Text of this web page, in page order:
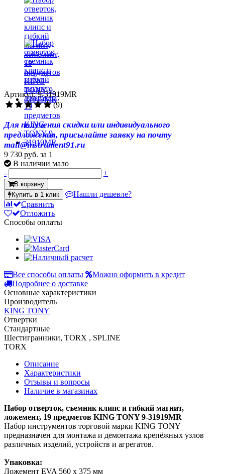
Артикул: 9-31919MR
(9)
Для получения скидки или индивидуального
предложения, присылайте заявку на почту
mail@instrument91.ru
9 730 руб. за 1
В наличии мало
-
+
В корзину
Купить в 1 клик
Нашли дешевле?
Сравнить
Отложить
Способы оплаты
Все способы оплаты
Можно оформить в кредит
Подробнее о доставке
Основные характеристики
Производитель
KING TONY
Отвертки
Стандартные
Шестигранники, TORX , SPLINE
TORX
Описание
Характеристики
Отзывы и вопросы
Наличие в магазинах
Набор отверток, съемник клипс и гибкий магнит,
ложемент, 19 предметов KING TONY 9-31919MR
Набор инструментов торговой марки KING TONY
предназначен для монтажа и демонтажа крепёжных узлов
различных изделий, устройств и агрегатов.
Упаковка:
Ложемент EVA 560 x 375 мм